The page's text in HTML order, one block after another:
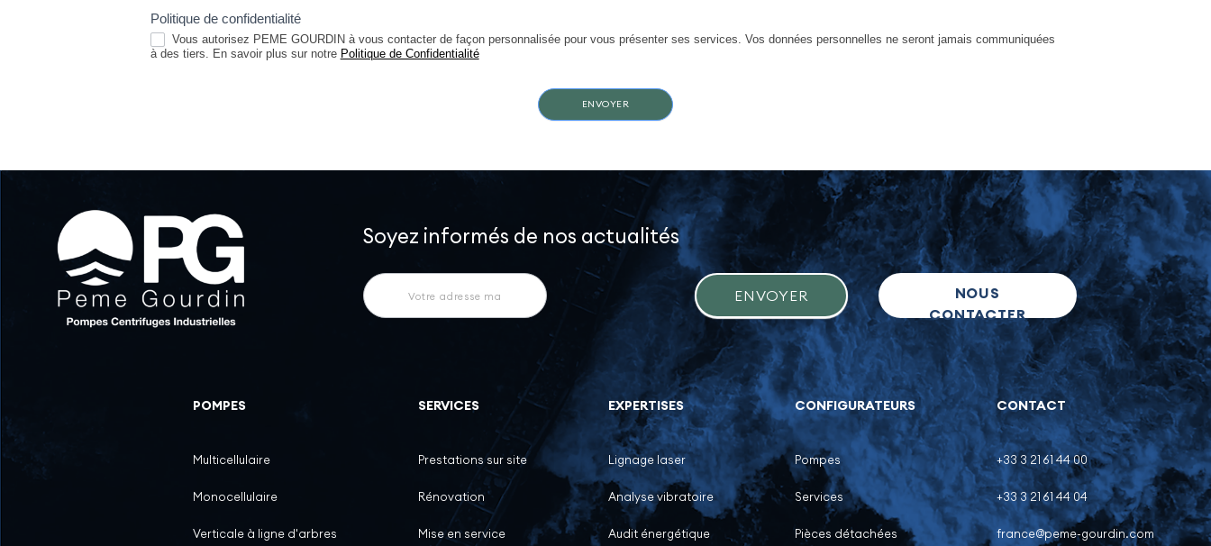
Politique de confidentialité
Vous autorisez PEME GOURDIN à vous contacter de façon personnalisée pour vous présenter ses services. Vos données personnelles ne seront jamais communiquées
à des tiers. En savoir plus sur notre Politique de Confidentialité
ENVOYER
Newsletter
Soyez informés de nos actualités
ENVOYER
NOUS
CONTACTER
POMPES
Multicellulaire
Monocellulaire
Verticale à ligne d'arbres
SERVICES
Prestations sur site
Rénovation
Mise en service
EXPERTISES
Lignage laser
Analyse vibratoire
Audit énergétique
CONFIGURATEURS
Pompes
Services
Pièces détachées
CONTACT
+33 3 21 61 44 00
+33 3 21 61 44 04
france@peme-gourdin.com